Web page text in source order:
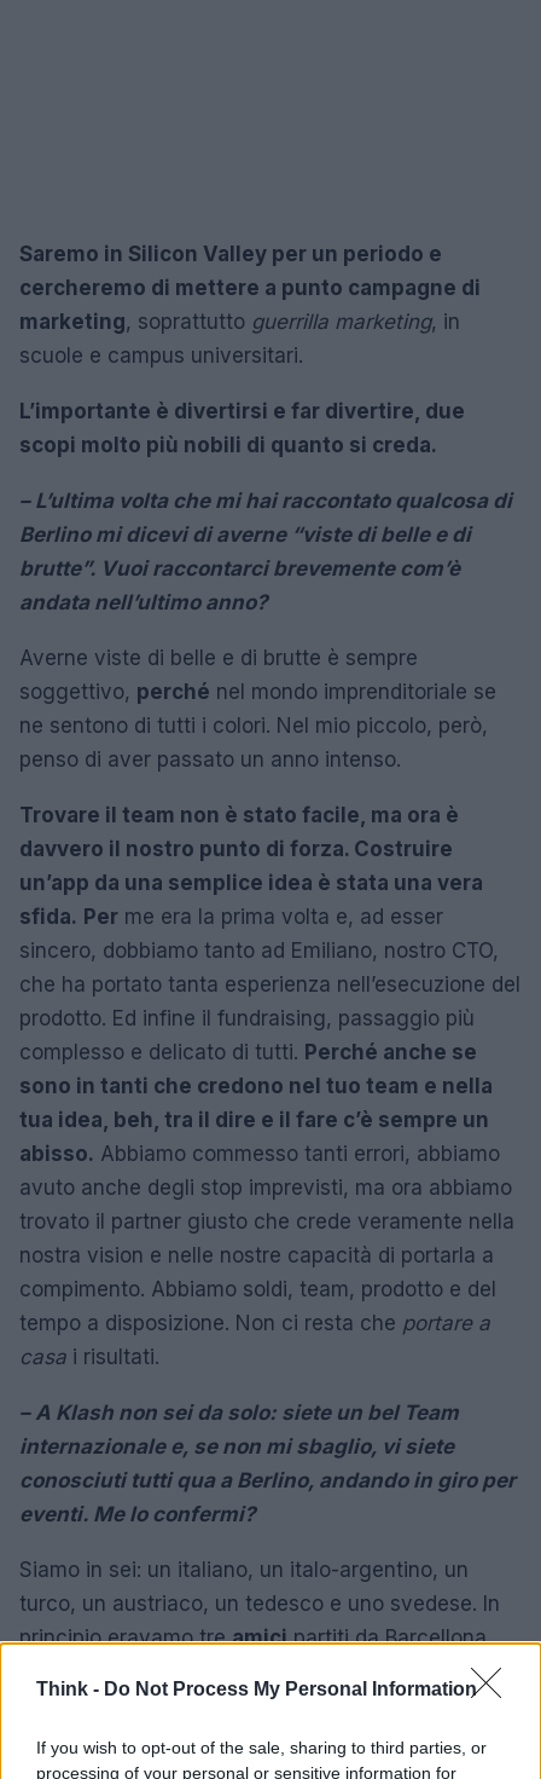
Think - Do Not Process My Personal Information
If you wish to opt-out of the sale, sharing to third parties, or
processing of your personal or sensitive information for
Saremo in Silicon Valley per un periodo e
cercheremo di mettere a punto campagne di
marketing, soprattutto guerrilla marketing, in
scuole e campus universitari.
L’importante è divertirsi e far divertire, due
scopi molto più nobili di quanto si creda.
– L’ultima volta che mi hai raccontato qualcosa di
Berlino mi dicevi di averne “viste di belle e di
brutte”. Vuoi raccontarci brevemente com’è
andata nell’ultimo anno?
Averne viste di belle e di brutte è sempre
soggettivo, perché nel mondo imprenditoriale se
ne sentono di tutti i colori. Nel mio piccolo, però,
penso di aver passato un anno intenso.
Trovare il team non è stato facile, ma ora è
davvero il nostro punto di forza. Costruire
un’app da una semplice idea è stata una vera
sfida. Per me era la prima volta e, ad esser
sincero, dobbiamo tanto ad Emiliano, nostro CTO,
che ha portato tanta esperienza nell’esecuzione del
prodotto. Ed infine il fundraising, passaggio più
complesso e delicato di tutti. Perché anche se
sono in tanti che credono nel tuo team e nella
tua idea, beh, tra il dire e il fare c’è sempre un
abisso. Abbiamo commesso tanti errori, abbiamo
avuto anche degli stop imprevisti, ma ora abbiamo
trovato il partner giusto che crede veramente nella
nostra vision e nelle nostre capacità di portarla a
compimento. Abbiamo soldi, team, prodotto e del
tempo a disposizione. Non ci resta che portare a
casa i risultati.
– A Klash non sei da solo: siete un bel Team
internazionale e, se non mi sbaglio, vi siete
conosciuti tutti qua a Berlino, andando in giro per
eventi. Me lo confermi?
Siamo in sei: un italiano, un italo-argentino, un
turco, un austriaco, un tedesco e uno svedese. In
principio eravamo treamicipartiti da Barcellona
subito dopo l’università (Alex, Baris ed io). Arrivati a
Berlino abbiamo girato come trottole
completare il team, abbiamo speso diversi mesi
perconoscere e convincere Emiliano e Roland ad